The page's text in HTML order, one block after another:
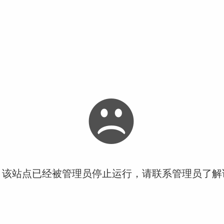
站点已经被管理员停止运行，请联系管理员了